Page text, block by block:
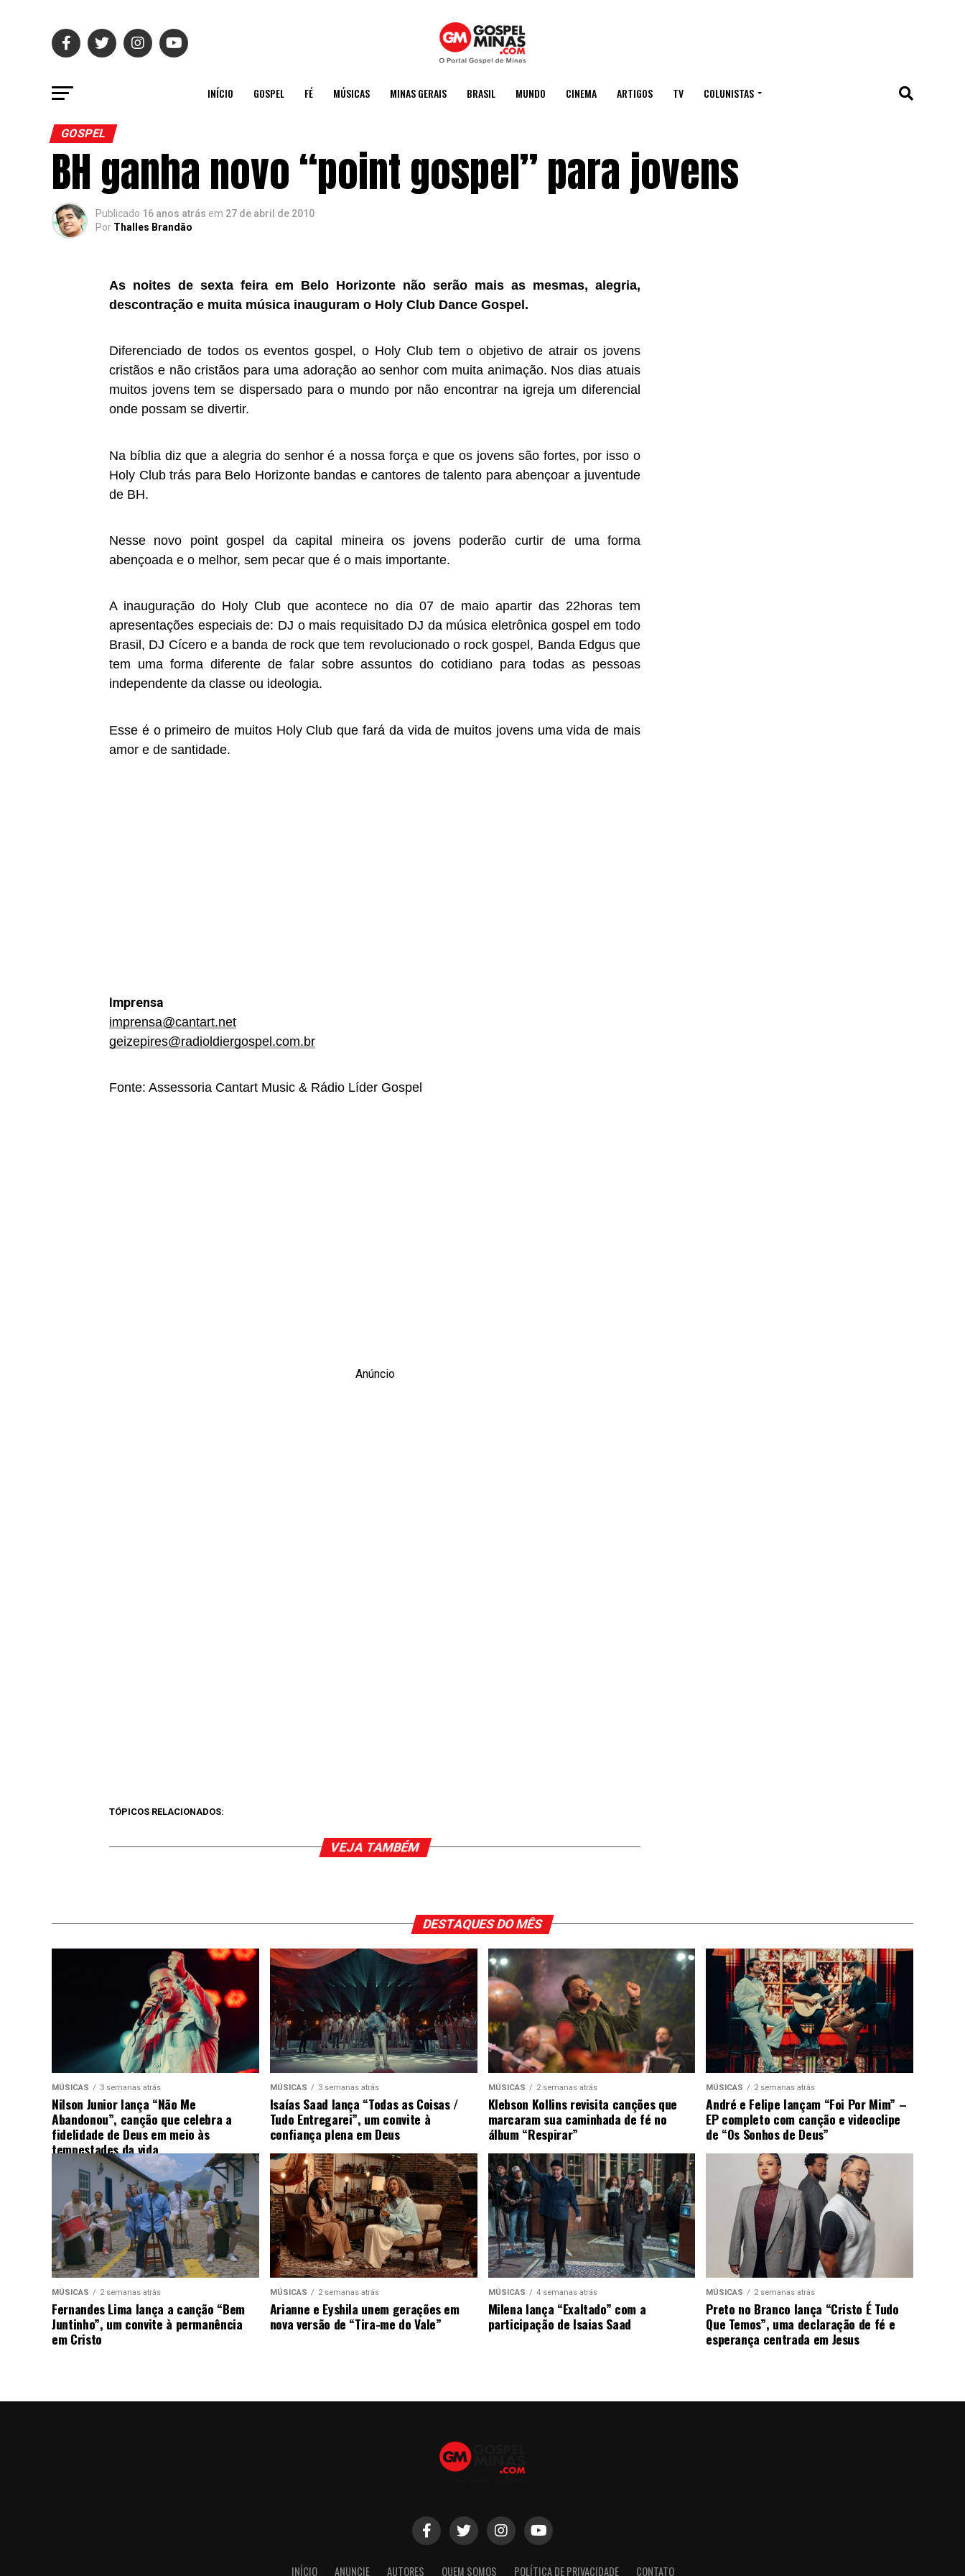
INÍCIO GOSPEL FÉ MÚSICAS MINAS GERAIS BRASIL MUNDO CINEMA ARTIGOS TV COLUNISTAS
GOSPEL
BH ganha novo “point gospel” para jovens
Publicado 16 anos atrás em 27 de abril de 2010
Por Thalles Brandão
As noites de sexta feira em Belo Horizonte não serão mais as mesmas, alegria,
descontração e muita música inauguram o Holy Club Dance Gospel.
Diferenciado de todos os eventos gospel, o Holy Club tem o objetivo de atrair os jovens
cristãos e não cristãos para uma adoração ao senhor com muita animação. Nos dias atuais
muitos jovens tem se dispersado para o mundo por não encontrar na igreja um diferencial
onde possam se divertir.
Na bíblia diz que a alegria do senhor é a nossa força e que os jovens são fortes, por isso o
Holy Club trás para Belo Horizonte bandas e cantores de talento para abençoar a juventude
de BH.
Nesse novo point gospel da capital mineira os jovens poderão curtir de uma forma
abençoada e o melhor, sem pecar que é o mais importante.
A inauguração do Holy Club que acontece no dia 07 de maio apartir das 22horas tem
apresentações especiais de: DJ o mais requisitado DJ da música eletrônica gospelem todo
Brasil , DJ Cícero e a banda de rock que tem revolucionado o rock gospel, Banda Edgus que
tem uma forma diferente de falar sobre assuntos do cotidiano para todas as pessoas
independente da classe ou ideologia.
Esse é o primeiro de muitos Holy Club que fará da vida de muitos jovens uma vida de mais
amor e de santidade.
Imprensa
imprensa@cantart.net
geizepires@radioldiergospel.com.br
Fonte: Assessoria Cantart Music & Rádio Líder Gospel
Anúncio
TÓPICOS RELACIONADOS:
VEJA TAMBÉM
DESTAQUES DO MÊS
MÚSICAS 3 semanas atrás
Nilson Junior lança “Não Me
Abandonou”, canção que celebra a
fidelidade de Deus em meio às
tempestades da vida
MÚSICAS 3 semanas atrás
Isaías Saad lança “Todas as Coisas /
Tudo Entregarei”, um convite à
confiança plena em Deus
MÚSICAS 2 semanas atrás
Klebson Kollins revisita canções que
marcaram sua caminhada de fé no
álbum “Respirar”
MÚSICAS 2 semanas atrás
André e Felipe lançam “Foi Por Mim” –
EP completo com canção e videoclipe
de “Os Sonhos de Deus”
MÚSICAS 2 semanas atrás
Fernandes Lima lança a canção “Bem
Juntinho”, um convite à permanência
em Cristo
MÚSICAS 2 semanas atrás
Arianne e Eyshila unem gerações em
nova versão de “Tira-me do Vale”
MÚSICAS 4 semanas atrás
Milena lança “Exaltado” com a
participação de Isaias Saad
MÚSICAS 2 semanas atrás
Preto no Branco lança “Cristo É Tudo
Que Temos”, uma declaração de fé e
esperança centrada em Jesus
INÍCIO ANUNCIE AUTORES QUEM SOMOS POLÍTICA DE PRIVACIDADE CONTATO